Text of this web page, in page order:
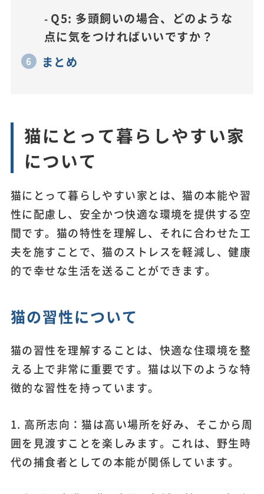
Q5: 多頭飼いの場合、どのような
点に気をつければいいですか？
まとめ
猫にとって暮らしやすい家
について
猫にとって暮らしやすい家とは、猫の本能や習
性に配慮し、安全かつ快適な環境を提供する空
間です。猫の特性を理解し、それに合わせた工
夫を施すことで、猫のストレスを軽減し、健康
的で幸せな生活を送ることができます。
猫の習性について
猫の習性を理解することは、快適な住環境を整
える上で非常に重要です。猫は以下のような特
徴的な習性を持っています。
1. 高所志向：猫は高い場所を好み、そこから周
囲を見渡すことを楽しみます。これは、野生時
代の捕食者としての本能が関係しています。